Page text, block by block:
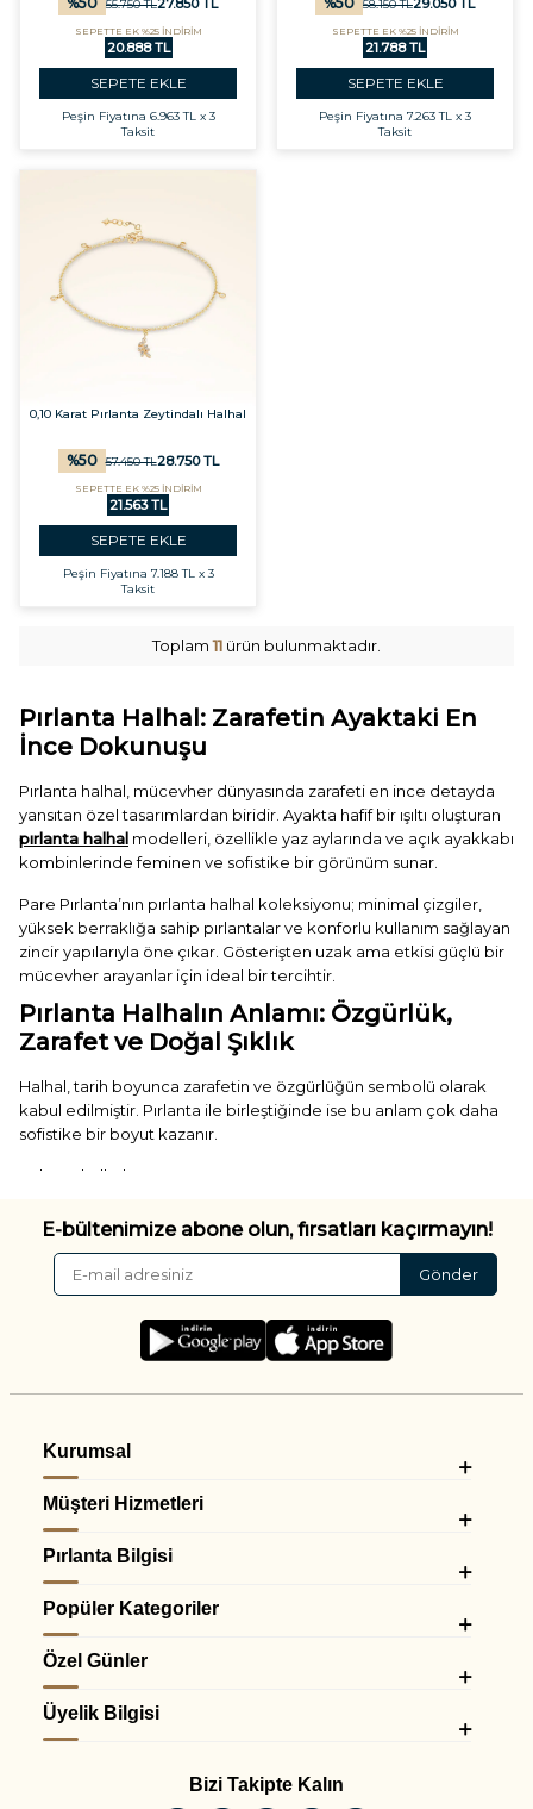
55.750TL27.850TL
SEPETTE EK %25 İNDİRİM
20.888 TL
SEPETE EKLE
Peşin Fiyatına 6.963 TL x 3
Taksit
58.150TL29.050TL
SEPETTE EK %25 İNDİRİM
21.788 TL
SEPETE EKLE
Peşin Fiyatına 7.263 TL x 3
Taksit
0,10 Karat Pırlanta Zeytindalı Halhal
%50 57.450TL28.750TL
SEPETTE EK %25 İNDİRİM
21.563 TL
SEPETE EKLE
Peşin Fiyatına 7.188 TL x 3
Taksit
Toplam11 ürün bulunmaktadır.
Pırlanta Halhal: Zarafetin Ayaktaki En
İnce Dokunuşu
Pırlanta halhal, mücevher dünyasında zarafeti en ince detayda
yansıtan özel tasarımlardan biridir. Ayakta hafif bir ışıltı oluşturan
pırlanta halhal modelleri, özellikle yaz aylarında ve açık ayakkabı
kombinlerinde feminen ve sofistike bir görünüm sunar.
Pare Pırlanta’nın pırlanta halhal koleksiyonu; minimal çizgiler,
yüksek berraklığa sahip pırlantalar ve konforlu kullanım sağlayan
zincir yapılarıyla öne çıkar. Gösterişten uzak ama etkisi güçlü bir
mücevher arayanlar için ideal bir tercihtir.
Pırlanta Halhalın Anlamı: Özgürlük,
Zarafet ve Doğal Şıklık
Halhal, tarih boyunca zarafetin ve özgürlüğün sembolü olarak
kabul edilmiştir. Pırlanta ile birleştiğinde ise bu anlam çok daha
sofistike bir boyut kazanır.
Pırlanta halhal;
✓ Zarif bir feminen duruş
✓ Hafif ama fark edilen bir ışıltı
✓ Doğallık ve sadelik
✓ Özgür ve modern stil
ifadesi taşır. Bu nedenle pırlanta halhallar, kişisel stilini detaylarla
yansıtmak isteyenlerin vazgeçilmez aksesuarları arasında yer alır.
Pırlanta Halhal Modelleri: Minimal
Pare Pırlanta pırlanta halhal koleksiyonunda, günlük kullanım için
çekici tasarımlara kadar farklı alternatifler bulunur.
Pırlanta
Halhal
Modeli
Stil /
Önerisi
Minimal
sevenler
Minimal
E-bültenimize abone olun, fırsatları kaçırmayın!
Gönder
Kurumsal
Müşteri Hizmetleri
Pırlanta Bilgisi
Popüler Kategoriler
Özel Günler
Üyelik Bilgisi
Bizi Takipte Kalın